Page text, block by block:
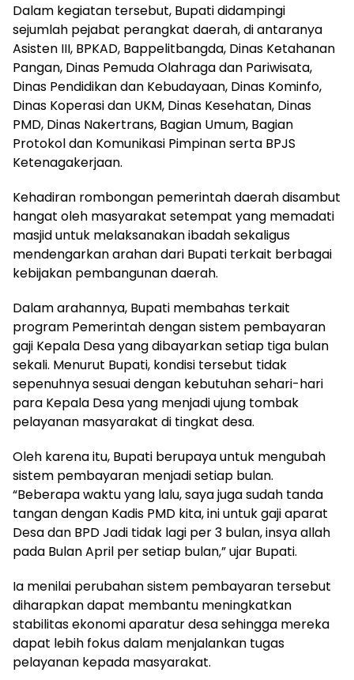
Dalam kegiatan tersebut, Bupati didampingi
sejumlah pejabat perangkat daerah, di antaranya
Asisten III, BPKAD, Bappelitbangda, Dinas Ketahanan
Pangan, Dinas Pemuda Olahraga dan Pariwisata,
Dinas Pendidikan dan Kebudayaan, Dinas Kominfo,
Dinas Koperasi dan UKM, Dinas Kesehatan, Dinas
PMD, Dinas Nakertrans, Bagian Umum, Bagian
Protokol dan Komunikasi Pimpinan serta BPJS
Ketenagakerjaan.
Kehadiran rombongan pemerintah daerah disambut
hangat oleh masyarakat setempat yang memadati
masjid untuk melaksanakan ibadah sekaligus
mendengarkan arahan dari Bupati terkait berbagai
kebijakan pembangunan daerah.
Dalam arahannya, Bupati membahas terkait
program Pemerintah dengan sistem pembayaran
gaji Kepala Desa yang dibayarkan setiap tiga bulan
sekali. Menurut Bupati, kondisi tersebut tidak
sepenuhnya sesuai dengan kebutuhan sehari-hari
para Kepala Desa yang menjadi ujung tombak
pelayanan masyarakat di tingkat desa.
Oleh karena itu, Bupati berupaya untuk mengubah
sistem pembayaran menjadi setiap bulan.
“Beberapa waktu yang lalu, saya juga sudah tanda
tangan dengan Kadis PMD kita, ini untuk gaji aparat
Desa dan BPD Jadi tidak lagi per 3 bulan, insya allah
pada Bulan April per setiap bulan,” ujar Bupati.
Ia menilai perubahan sistem pembayaran tersebut
diharapkan dapat membantu meningkatkan
stabilitas ekonomi aparatur desa sehingga mereka
dapat lebih fokus dalam menjalankan tugas
pelayanan kepada masyarakat.